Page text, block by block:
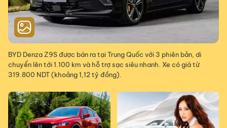
BYD Denza Z9S được bán ra tại Trung Quốc với 3 phiên bản, di
chuyển lên tới 1.100 km và hỗ trợ sạc siêu nhanh. Xe có giá từ
319.800 NDT (khoảng 1,12 tỷ đồng).